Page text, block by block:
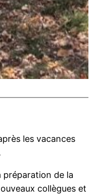
les vacances
préparation de la
collègues et